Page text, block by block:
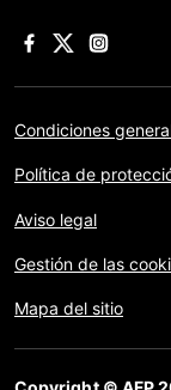
Condiciones
Política de
Aviso legal
Gestión de las
Mapa del sitio